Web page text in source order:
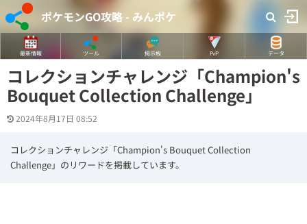
ポケモンGO攻略 - みんポケ
最新情報 ツール 掲示板 PvP データ
コレクションチャレンジ「Champion's
Bouquet Collection Challenge」
2024年8月17日 08:52
コレクションチャレンジ「Champion's Bouquet Collection
Challenge」のリワードを掲載しています。